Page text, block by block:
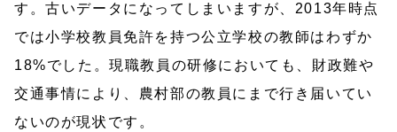
す。古いデータになってしまいますが、2013年時点
では小学校教員免許を持つ公立学校の教師はわずか
18%でした。現職教員の研修においても、財政難や
交通事情により、農村部の教員にまで行き届いてい
ないのが現状です。